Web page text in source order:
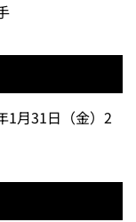
1月31日（金）2